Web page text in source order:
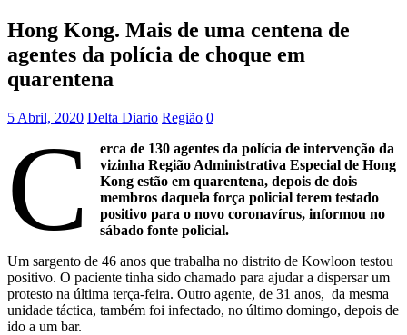
Hong Kong. Mais de uma centena de
agentes da polícia de choque em
quarentena
5 Abril, 2020 Delta Diario Região 0
C
erca de 130 agentes da polícia de intervenção da
vizinha Região Administrativa Especial de Hong
Kong estão em quarentena, depois de dois
membros daquela força policial terem testado
positivo para o novo coronavírus, informou no
sábado fonte policial.
Um sargento de 46 anos que trabalha no distrito de Kowloon testou
positivo. O paciente tinha sido chamado para ajudar a dispersar um
protesto na última terça-feira. Outro agente, de 31 anos, da mesma
unidade táctica, também foi infectado, no último domingo, depois de
ido a um bar.